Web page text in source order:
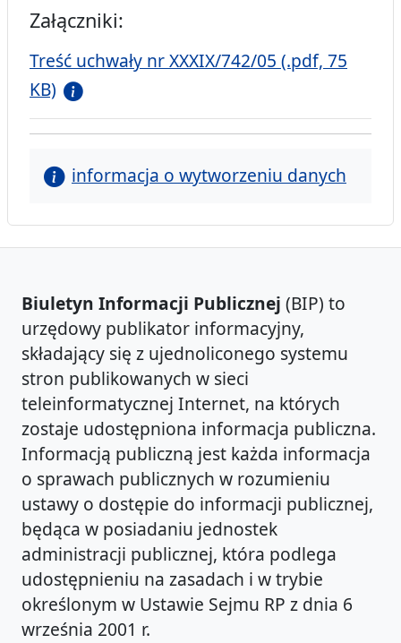
Załączniki:
Treść uchwały nr XXXIX/742/05 (.pdf, 75
KB)
informacja o wytworzeniu danych
Biuletyn Informacji Publicznej (BIP) to
urzędowy publikator informacyjny,
składający się z ujednoliconego systemu
stron publikowanych w sieci
teleinformatycznej Internet, na których
zostaje udostępniona informacja publiczna.
Informacją publiczną jest każda informacja
o sprawach publicznych w rozumieniu
ustawy o dostępie do informacji publicznej,
będąca w posiadaniu jednostek
administracji publicznej, która podlega
udostępnieniu na zasadach i w trybie
określonym w Ustawie Sejmu RP z dnia 6
września 2001 r.